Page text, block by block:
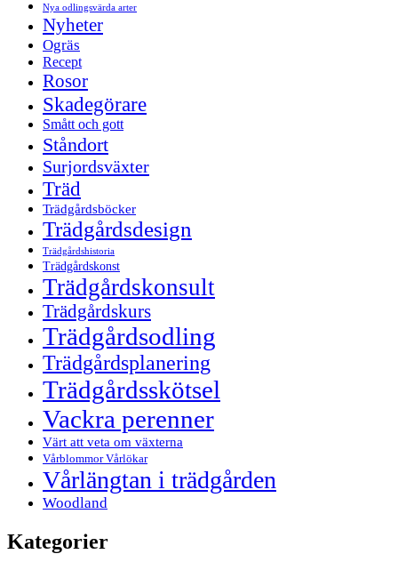
Nya odlingsvärda arter
Nyheter
Ogräs
Recept
Rosor
Skadegörare
Smått och gott
Ståndort
Surjordsväxter
Träd
Trädgårdsböcker
Trädgårdsdesign
Trädgårdshistoria
Trädgårdskonst
Trädgårdskonsult
Trädgårdskurs
Trädgårdsodling
Trädgårdsplanering
Trädgårdsskötsel
Vackra perenner
Värt att veta om växterna
Vårblommor Vårlökar
Vårlängtan i trädgården
Woodland
Kategorier